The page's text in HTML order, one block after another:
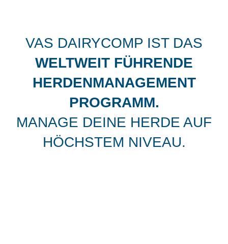
VAS DAIRYCOMP IST DAS
WELTWEIT FÜHRENDE
HERDENMANAGEMENT
PROGRAMM.
MANAGE DEINE HERDE AUF
HÖCHSTEM NIVEAU.